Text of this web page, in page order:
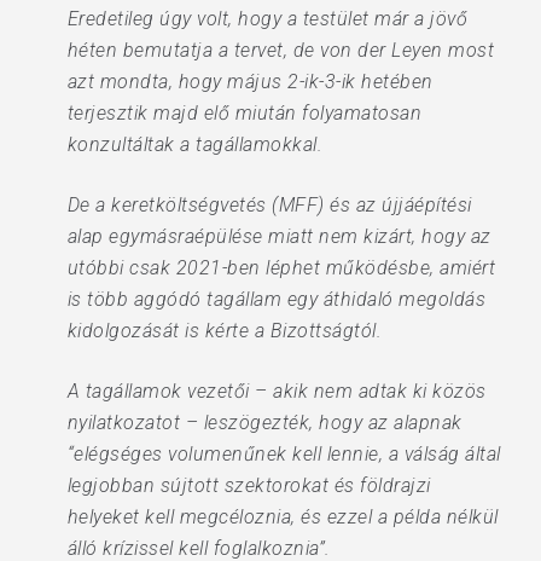
Eredetileg úgy volt, hogy a testület már a jövő
héten bemutatja a tervet, de von der Leyen most
azt mondta, hogy május 2-ik-3-ik hetében
terjesztik majd elő miután folyamatosan
konzultáltak a tagállamokkal.
De a keretköltségvetés (MFF) és az újjáépítési
alap egymásraépülése miatt nem kizárt, hogy az
utóbbi csak 2021-ben léphet működésbe, amiért
is több aggódó tagállam egy áthidaló megoldás
kidolgozását is kérte a Bizottságtól.
A tagállamok vezetői – akik nem adtak ki közös
nyilatkozatot – leszögezték, hogy az alapnak
“elégséges volumenűnek kell lennie, a válság által
legjobban sújtott szektorokat és földrajzi
helyeket kell megcéloznia, és ezzel a példa nélkül
álló krízissel kell foglalkoznia”.